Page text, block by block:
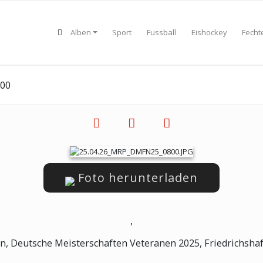
Alben Sport Fussball Eishockey
Foto herunterladen
,
Deutsche Meisterschaften Veteranen 2025,